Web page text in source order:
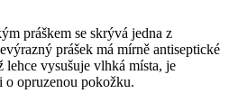
práškem se skrývá jedna z
prášek má mírně antiseptické
lehce vysušuje vlhká místa, je
o opruzenou pokožku.